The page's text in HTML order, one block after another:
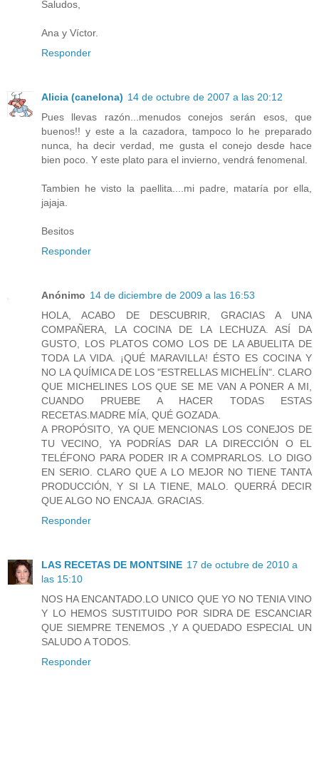
Saludos,
Ana y Víctor.
Responder
Alicia (canelona) 14 de octubre de 2007 a las 20:12
Pues llevas razón...menudos conejos serán esos, que
buenos!! y este a la cazadora, tampoco lo he preparado
nunca, ha decir verdad, me gusta el conejo desde hace
bien poco. Y este plato para el invierno, vendrá fenomenal.
Tambien he visto la paellita....mi padre, mataría por ella,
jajaja.
Besitos
Responder
Anónimo 14 de diciembre de 2009 a las 16:53
HOLA, ACABO DE DESCUBRIR, GRACIAS A UNA
COMPAÑERA, LA COCINA DE LA LECHUZA. ASÍ DA
GUSTO, LOS PLATOS COMO LOS DE LA ABUELITA DE
TODA LA VIDA. ¡QUÉ MARAVILLA! ÉSTO ES COCINA Y
NO LA QUÍMICA DE LOS "ESTRELLAS MICHELÍN". CLARO
QUE MICHELINES LOS QUE SE ME VAN A PONER A MI,
CUANDO PRUEBE A HACER TODAS ESTAS
RECETAS.MADRE MÍA, QUÉ GOZADA.
A PROPÓSITO, YA QUE MENCIONAS LOS CONEJOS DE
TU VECINO, YA PODRÍAS DAR LA DIRECCIÓN O EL
TELÉFONO PARA PODER IR A COMPRARLOS. LO DIGO
EN SERIO. CLARO QUE A LO MEJOR NO TIENE TANTA
PRODUCCIÓN, Y SI LA TIENE, MALO. QUERRÁ DECIR
QUE ALGO NO ENCAJA. GRACIAS.
Responder
LAS RECETAS DE MONTSINE 17 de octubre de 2010 a
las 15:10
NOS HA ENCANTADO.LO UNICO QUE YO NO TENIA VINO
Y LO HEMOS SUSTITUIDO POR SIDRA DE ESCANCIAR
QUE SIEMPRE TENEMOS ,Y A QUEDADO ESPECIAL UN
SALUDO A TODOS.
Responder